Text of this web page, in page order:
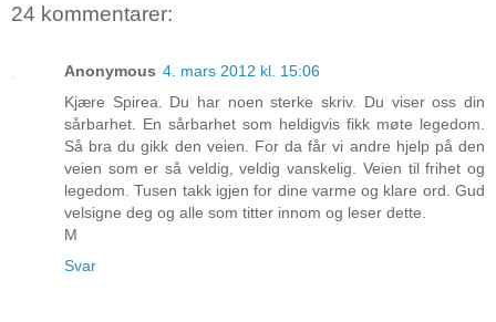
24 kommentarer:
Anonymous 4. mars 2012 kl. 15:06
Kjære Spirea. Du har noen sterke skriv. Du viser oss din
sårbarhet. En sårbarhet som heldigvis fikk møte legedom.
Så bra du gikk den veien. For da får vi andre hjelp på den
veien som er så veldig, veldig vanskelig. Veien til frihet og
legedom. Tusen takk igjen for dine varme og klare ord. Gud
velsigne deg og alle som titter innom og leser dette.
M
Svar